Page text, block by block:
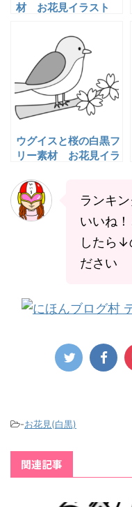
材 お花見イラスト
ウグイスと桜の白黒フ
リー素材 お花見イラ
ランキ
いいね
したら↓
ださい
-お花見(白黒)
関連記事